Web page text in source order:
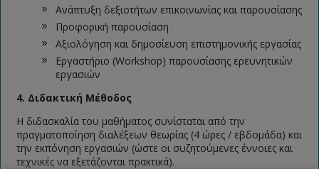
Ανάπτυξη δεξιοτήτων επικοινωνίας και παρουσίασης
Προφορική παρουσίαση
Αξιολόγηση και δημοσίευση επιστημονικής εργασίας
Εργαστήριο (Workshop) παρουσίασης ερευνητικών
εργασιών
4. Διδακτική Μέθοδος
Η διδασκαλία του μαθήματος συνίσταται από την
πραγματοποίηση διαλέξεων θεωρίας (4 ώρες / εβδομάδα) και
την εκπόνηση εργασιών (ώστε οι συζητούμενες έννοιες και
τεχνικές να εξετάζονται πρακτικά).